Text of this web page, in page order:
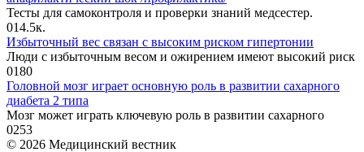
Тесты для самоконтроля и проверки знаний медсестер.
014.5к.
Избыточный вес связан с высоким риском гипертонии
Люди с избыточным весом и ожирением имеют высокий риск
0180
Головной мозг играет основную роль в развитии сахарного
диабета 2 типа
Мозг может играть ключевую роль в развитии сахарного
0253
© 2026 Медицинский вестник